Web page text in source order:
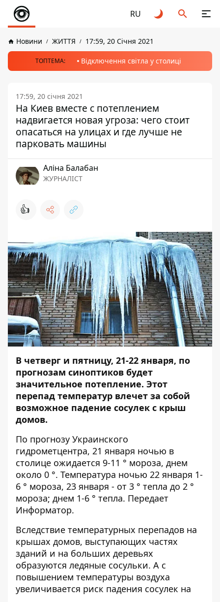
RU
Новини ЖИТТЯ 17:59, 20 Січня 2021
ТОПТЕМА: Відключення світла у столиці
17:59, 20 січня 2021
На Киев вместе с потеплением
надвигается новая угроза: чего стоит
опасаться на улицах и где лучше не
парковать машины
Аліна Балабан
ЖУРНАЛІСТ
👍
В четверг и пятницу, 21-22 января, по
прогнозам синоптиков будет
значительное потепление. Этот
перепад температур влечет за собой
возможное падение сосулек с крыш
домов.
По прогнозу Украинского
гидрометцентра, 21 января ночью в
столице ожидается 9-11 ° мороза, днем ​​
около 0 °. Температура ночью 22 января 1-
6 ° мороза, 23 января - от 3 ° тепла до 2 °
мороза; днем 1-6 ° тепла. Передает
Информатор.
Вследствие температурных перепадов на
крышах домов, выступающих частях
зданий и на больших деревьях
образуются ледяные сосульки. А с
повышением температуры воздуха
увеличивается риск падения сосулек на